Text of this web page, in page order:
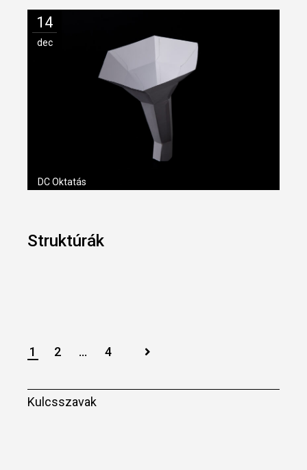
14
dec
DC Oktatás
Struktúrák
Bejegyzések
lapozása
1 2 … 4
Kulcsszavak